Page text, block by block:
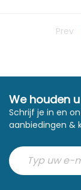
Prev
We houden
Schrijf je in en
aanbiedingen &